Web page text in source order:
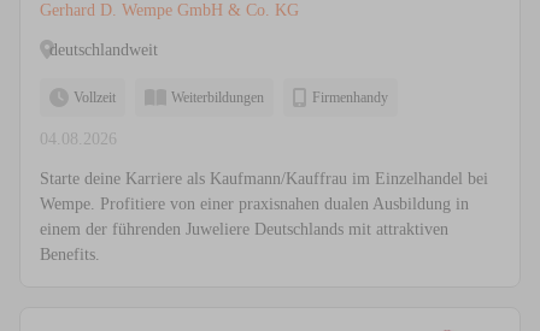
Gerhard D. Wempe GmbH & Co. KG
deutschlandweit
Vollzeit Weiterbildungen Firmenhandy
04.08.2026
Starte deine Karriere als Kaufmann/Kauffrau im Einzelhandel bei
Wempe. Profitiere von einer praxisnahen dualen Ausbildung in
einem der führenden Juweliere Deutschlands mit attraktiven
Benefits.